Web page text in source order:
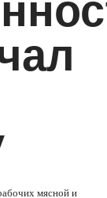
мясной и